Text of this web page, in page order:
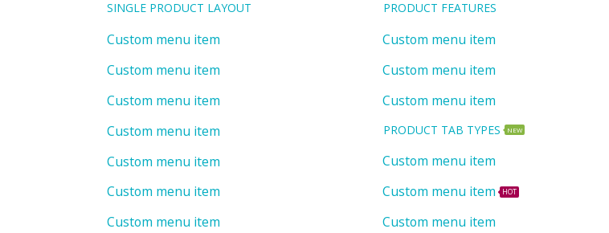
SINGLE PRODUCT LAYOUT
Custom menu item
Custom menu item
Custom menu item
Custom menu item
Custom menu item
Custom menu item
Custom menu item
PRODUCT FEATURES
Custom menu item
Custom menu item
Custom menu item
PRODUCT TAB TYPES NEW
Custom menu item
Custom menu item
HOT
Custom menu item